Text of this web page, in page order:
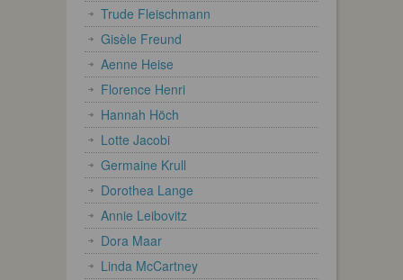
Trude Fleischmann
Gisèle Freund
Aenne Heise
Florence Henri
Hannah Höch
Lotte Jacobi
Germaine Krull
Dorothea Lange
Annie Leibovitz
Dora Maar
Linda McCartney